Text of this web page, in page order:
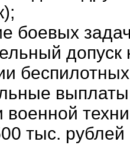
боевых
военной
тыс. рублей